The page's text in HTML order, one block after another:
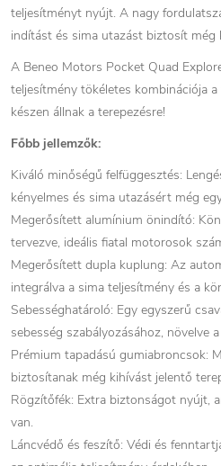
teljesítményt nyújt. A nagy
indítást és sima utazást biztosít még
A Beneo Motors Pocket Quad
teljesítmény tökéletes kombinációja
készen állnak a terepezésre!
Főbb jellemzők:
Kiváló minőségű felfüggesztés:
kényelmes és sima utazásért még
Megerősített alumínium önindító:
tervezve, ideális fiatal motorosok
Megerősített dupla kuplung: Az
integrálva a sima teljesítmény és a
Sebességhatároló: Egy egyszerű
sebesség szabályozásához, növelve
Prémium tapadású gumiabroncsok:
biztosítanak még kihívást jelentő
Rögzítőfék: Extra biztonságot nyújt,
van.
Láncvédő és feszítő: Védi és